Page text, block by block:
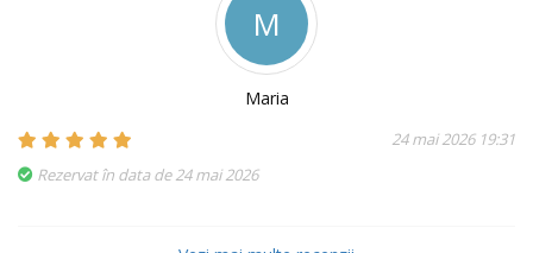
M
Maria
24 mai 2026 19:31
Rezervat în data de 24 mai 2026